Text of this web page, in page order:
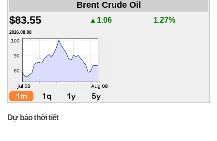
Brent Crude Oil
$83.55 ▲1.06 1.27%
2026.08.08
Dự báo thời tiết